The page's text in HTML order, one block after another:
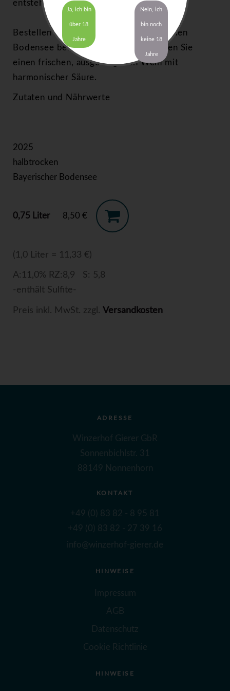
entsteht.
Bestellen Sie en Rotling vom Bayerischen
Bodensee bequem online und genießen Sie
einen frischen, ausgewogenen Wein mit
harmonischer Säure.
Zutaten und Nährwerte
2025
halbtrocken
Bayerischer Bodensee
0,75 Liter 8,50 €
(1,0 Liter = 11,33 €)
A:11,0% RZ:8,9 S: 5,8
-enthält Sulfite-
Preis inkl. MwSt. zzgl. Versandkosten
ADRESSE
Winzerhof Gierer GbR
Sonnenbichlstr. 31
88149 Nonnenhorn
KONTAKT
+49 (0) 83 82 - 8 95 81
+49 (0) 83 82 - 27 39 16
info@winzerhof-gierer.de
HINWEISE
Impressum
AGB
Datenschutz
Cookie Richtlinie
HINWEISE
Ja, ich bin
über 18
Jahre
Nein, ich
bin noch
keine 18
Jahre